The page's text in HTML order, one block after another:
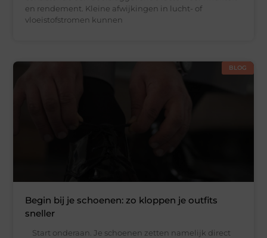
en rendement. Kleine afwijkingen in lucht- of
vloeistofstromen kunnen
BLOG
Begin bij je schoenen: zo kloppen je outfits
sneller
Start onderaan. Je schoenen zetten namelijk direct